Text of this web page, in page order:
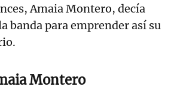
Amaia Montero, decía
banda para emprender así su
Montero